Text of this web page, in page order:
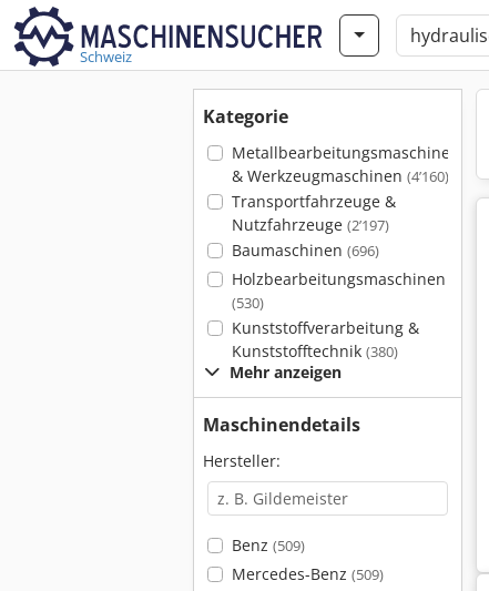
Schweiz
Kategorie
Metallbearbeitungsmaschinen
& Werkzeugmaschinen (4’160)
Transportfahrzeuge &
Nutzfahrzeuge (2’197)
Baumaschinen (696)
Holzbearbeitungsmaschinen
(530)
Kunststoffverarbeitung &
Kunststofftechnik (380)
Mehr anzeigen
Maschinendetails
Hersteller:
Benz (509)
Mercedes-Benz (509)